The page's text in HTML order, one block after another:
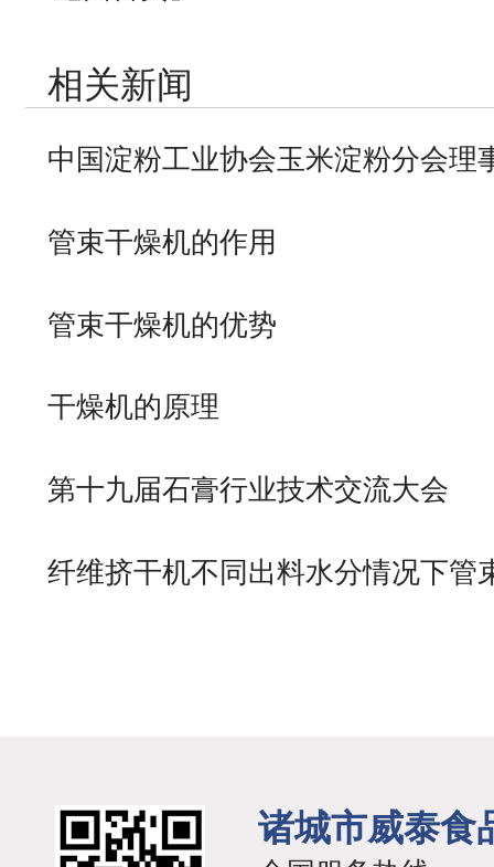
相关新闻
中国淀粉工业协会玉米淀粉分会理
管束干燥机的作用
管束干燥机的优势
干燥机的原理
第十九届石膏行业技术交流大会
纤维挤干机不同出料水分情况下管
诸城市威泰食